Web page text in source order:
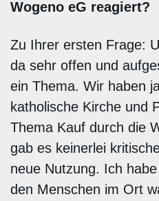
Wogeno eG reagiert?
Zu Ihrer ersten Frage:
da sehr offen und
ein Thema. Wir haben
katholische Kirche und
Thema Kauf durch die
gab es keinerlei
neue Nutzung. Ich
den Menschen im Ort